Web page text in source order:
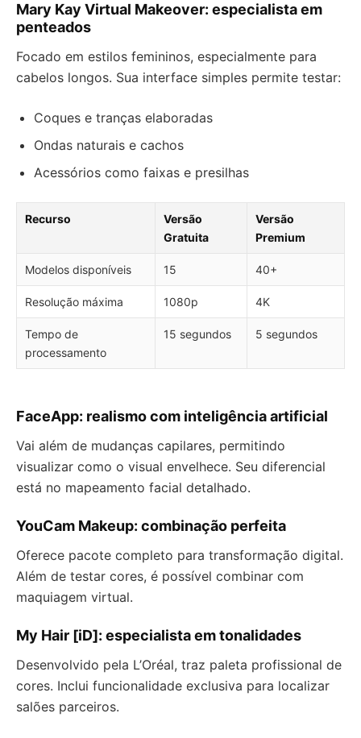
Mary Kay Virtual Makeover: especialista em
penteados
Focado em estilos femininos, especialmente para
cabelos longos. Sua interface simples permite testar:
Coques e tranças elaboradas
Ondas naturais e cachos
Acessórios como faixas e presilhas
Recurso
Versão
Gratuita
Versão
Premium
Modelos disponíveis 15 40+
Resolução máxima 1080p 4K
Tempo de
processamento
15 segundos 5 segundos
FaceApp: realismo com inteligência artificial
Vai além de mudanças capilares, permitindo
visualizar como o visual envelhece. Seu diferencial
está no mapeamento facial detalhado.
YouCam Makeup: combinação perfeita
Oferece pacote completo para transformação digital.
Além de testar cores, é possível combinar com
maquiagem virtual.
My Hair [iD]: especialista em tonalidades
Desenvolvido pela L’Oréal, traz paleta profissional de
cores. Inclui funcionalidade exclusiva para localizar
salões parceiros.